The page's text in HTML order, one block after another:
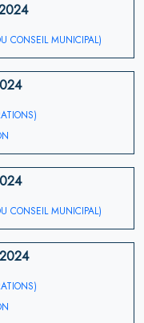
CONSEIL MUNICIPAL)
CONSEIL MUNICIPAL)